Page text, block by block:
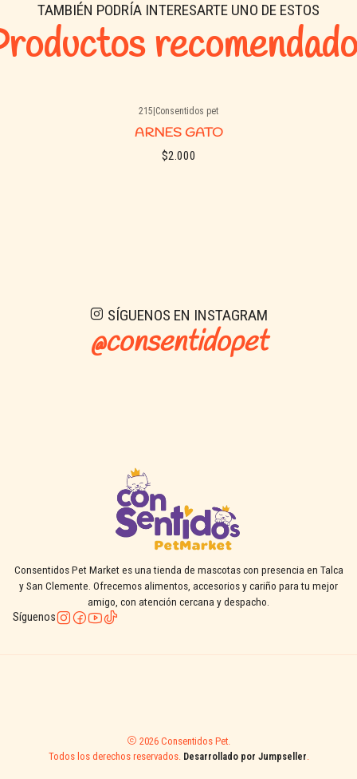
TAMBIÉN PODRÍA INTERESARTE UNO DE ESTOS
215 Consentidos pet
ARNES GATO
$2.000
SÍGUENOS EN INSTAGRAM
@consentidopet
Consentidos Pet Market es una tienda de mascotas con presencia en Talca
y San Clemente. Ofrecemos alimentos, accesorios y cariño para tu mejor
amigo, con atención cercana y despacho.
Síguenos
2026 Consentidos Pet.
Todos los derechos reservados. Desarrollado por Jumpseller